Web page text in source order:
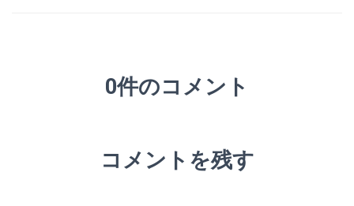
0件のコメント
コメントを残す